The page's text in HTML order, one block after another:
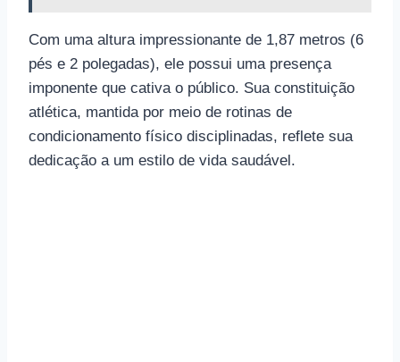
Com uma altura impressionante de 1,87 metros (6
pés e 2 polegadas), ele possui uma presença
imponente que cativa o público. Sua constituição
atlética, mantida por meio de rotinas de
condicionamento físico disciplinadas, reflete sua
dedicação a um estilo de vida saudável.